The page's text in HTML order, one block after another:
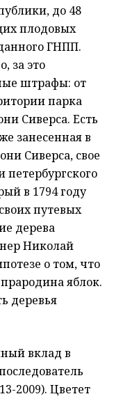
до 48
плодовых
ГНПП.
за это
штрафы: от
парка
Сиверса. Есть
занесенная в
Сиверса, свое
в 1794 году
путевых
дерева
Николай
о том, что
яблок.
деревья
вклад в
2009). Цветет